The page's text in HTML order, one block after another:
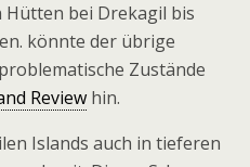
Hütten bei Drekagil bis
könnte der übrige
Zustände
Review hin.
Islands auch in tieferen